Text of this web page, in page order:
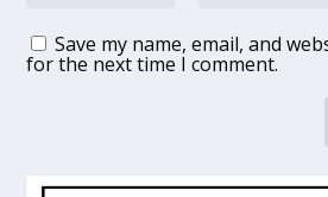
Save my name, email, and
for the next time I comment.